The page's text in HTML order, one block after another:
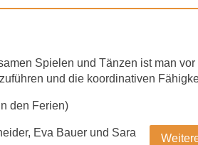
Spielen und Tänzen ist man
und die koordinativen
den Ferien)
Eva Bauer und Sara